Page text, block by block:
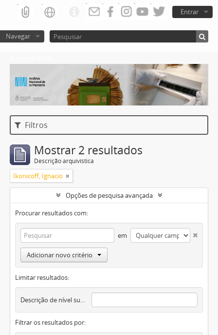
Entrar
Navegar
Filtros
Mostrar 2 resultados
Descrição arquivística
Ikonicoff, Ignacio
Opções de pesquisa avançada
Procurar resultados com:
em
Adicionar novo critério
Limitar resultados:
Descrição de nível superior
Filtrar os resultados por: